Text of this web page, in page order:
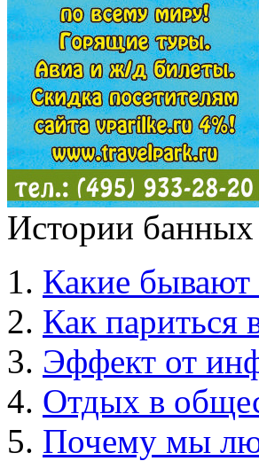
Истории
Какие бывают
Как париться
Эффект от
Отдых в
Почему мы